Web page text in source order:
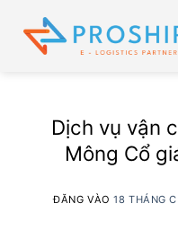
qua
Dịch vụ vận
Mông Cổ
ĐĂNG VÀO18 THÁNG